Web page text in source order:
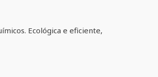
Ecológica e eficiente,